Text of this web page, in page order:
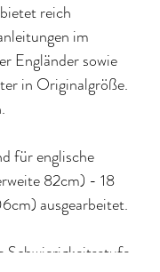
reich
im
Engländer sowie
in Originalgröße.
für englische
82cm) - 18
ausgearbeitet.
Schwierigkeitsstufe